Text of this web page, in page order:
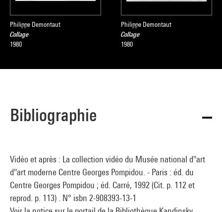
Philippe Demontaut
Collage
1980
Philippe Demontaut
Collage
1980
Bibliographie
Vidéo et après : La collection vidéo du Musée national d''art
d''art moderne Centre Georges Pompidou. - Paris : éd. du
Centre Georges Pompidou ; éd. Carré, 1992 (Cit. p. 112 et
reprod. p. 113) . N° isbn 2-908393-13-1